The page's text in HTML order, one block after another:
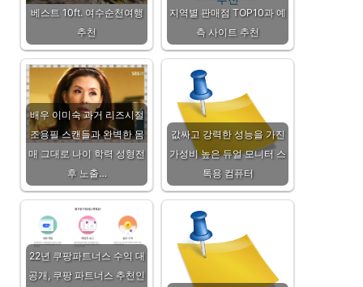
베스트 10ft. 여수순천여행
추천
지역별 판매점 TOP10과 예
측 사이트 추천
배우 이미숙 과거 리즈시절
조용필 스캔들과 완벽한 몸
매 그대로 나이 학력 성형전
후 노출…
값싸고 강력한 성능을 가진
가성비 높은 듀얼 모니터 스
톡용 컴퓨터
22년 쿠팡파트너스 수익 대
공개, 쿠팡 파트너스 추천인